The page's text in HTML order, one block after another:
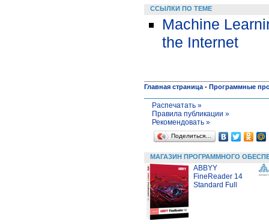
ССЫЛКИ ПО ТЕМЕ
Machine
the Internet
Главная страница - Программные
Распечатать »
Правила публикации »
Рекомендовать »
Поделиться…
МАГАЗИН ПРОГРАММНОГО
ABBYY
FineReader 14
Standard Full